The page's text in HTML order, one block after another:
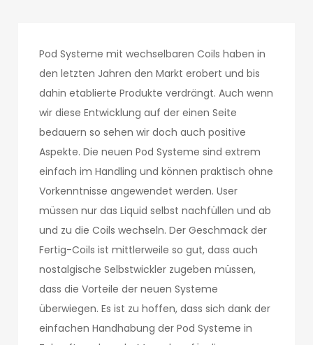
Pod Systeme mit wechselbaren Coils haben in
den letzten Jahren den Markt erobert und bis
dahin etablierte Produkte verdrängt. Auch wenn
wir diese Entwicklung auf der einen Seite
bedauern so sehen wir doch auch positive
Aspekte. Die neuen Pod Systeme sind extrem
einfach im Handling und können praktisch ohne
Vorkenntnisse angewendet werden. User
müssen nur das Liquid selbst nachfüllen und ab
und zu die Coils wechseln. Der Geschmack der
Fertig-Coils ist mittlerweile so gut, dass auch
nostalgische Selbstwickler zugeben müssen,
dass die Vorteile der neuen Systeme
überwiegen. Es ist zu hoffen, dass sich dank der
einfachen Handhabung der Pod Systeme in